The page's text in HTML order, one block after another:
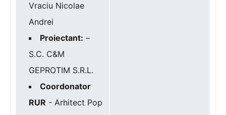
Vraciu Nicolae
Andrei
Proiectant: –
S.C. C&M
GEPROTIM S.R.L.
Coordonator
RUR - Arhitect Pop